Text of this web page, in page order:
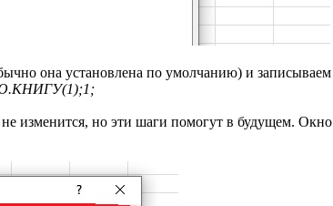
она установлена по умолчанию) и
изменится, но эти шаги помогут в будущем. Окно